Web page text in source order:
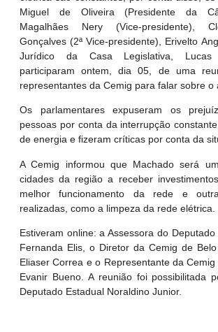
Miguel de Oliveira (Presidente da
Magalhães Nery (Vice-presidente),
Gonçalves (2ª Vice-presidente), Erivelto
Jurídico da Casa Legislativa, Lucas
participaram ontem, dia 05, de uma
representantes da Cemig para falar sobre o
Os parlamentares expuseram os
pessoas por conta da interrupção
de energia e fizeram críticas por conta da
A Cemig informou que Machado será
cidades da região a receber
melhor funcionamento da rede e
realizadas, como a limpeza da rede elétrica.
Estiveram online: a Assessora do Deputado
Fernanda Elis, o Diretor da Cemig de Belo
Eliaser Correa e o Representante da Cemig
Evanir Bueno. A reunião foi possibilitada
Deputado Estadual Noraldino Junior.